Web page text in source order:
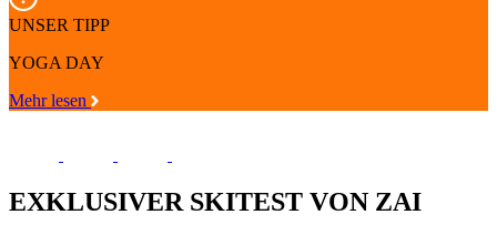
UNSER TIPP
YOGA DAY
Mehr lesen
EXKLUSIVER SKITEST VON ZAI